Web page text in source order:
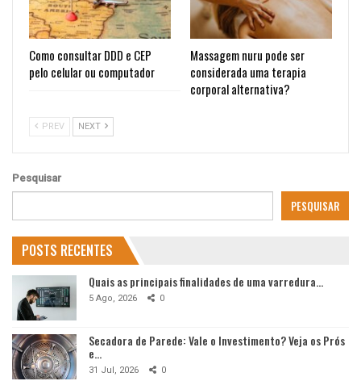
Como consultar DDD e CEP
pelo celular ou computador
Massagem nuru pode ser
considerada uma terapia
corporal alternativa?
PREV NEXT
Pesquisar
PESQUISAR
POSTS RECENTES
Quais as principais finalidades de uma varredura…
5 Ago, 2026 0
Secadora de Parede: Vale o Investimento? Veja os Prós
e…
31 Jul, 2026 0